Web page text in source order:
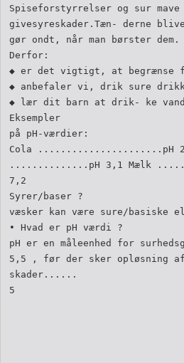
Spiseforstyrrelser og sur mave
givesyreskader.Tæn- derne
gør ondt, når man børster dem.
Derfor:
◆ er det vigtigt, at begrænse
◆ anbefaler vi, drik sure
◆ lær dit barn at drik- ke
Eksempler
på pH-værdier:
Cola ......................pH
..............pH 3,1 Mælk
7,2
Syrer/baser ?
væsker kan være sure/basiske
• Hvad er pH værdi ?
pH er en måleenhed for
5,5 , før der sker opløsning
skader......
5